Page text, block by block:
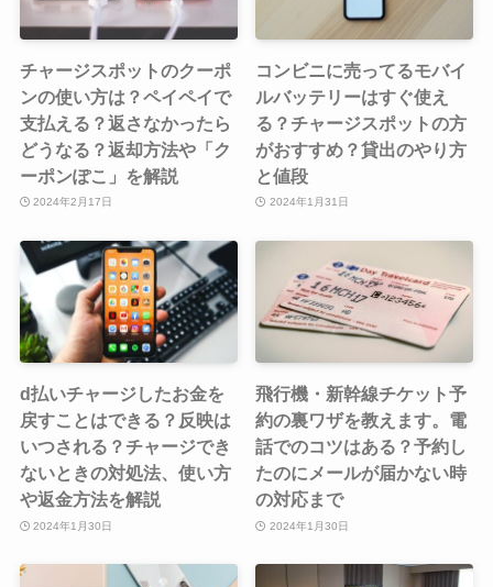
チャージスポットのクーポ
ンの使い方は？ペイペイで
支払える？返さなかったら
どうなる？返却方法や「ク
ーポンぽこ」を解説
2024年2月17日
コンビニに売ってるモバイ
ルバッテリーはすぐ使え
る？チャージスポットの方
がおすすめ？貸出のやり方
と値段
2024年1月31日
d払いチャージしたお金を
戻すことはできる？反映は
いつされる？チャージでき
ないときの対処法、使い方
や返金方法を解説
2024年1月30日
飛行機・新幹線チケット予
約の裏ワザを教えます。電
話でのコツはある？予約し
たのにメールが届かない時
の対応まで
2024年1月30日